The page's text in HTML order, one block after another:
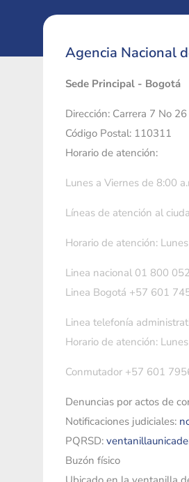
Agencia Nacional
Sede Principal - Bogotá
Dirección: Carrera 7 No
Código Postal: 110311
Horario de atención:
Lunes a Viernes de 8:00
Líneas de atención al
Horario de atención:
Linea nacional 01 800
Linea Bogotá +57 601
Linea telefonía
Horario de atención:
Conmutador +57 601
Denuncias por actos de
Notificaciones judiciales:
PQRSD:
Buzón físico